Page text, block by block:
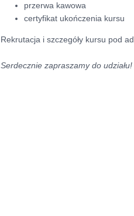
przerwa kawowa
certyfikat ukończenia kursu
Rekrutacja i szczegóły kursu pod
Serdecznie zapraszamy do udziału!